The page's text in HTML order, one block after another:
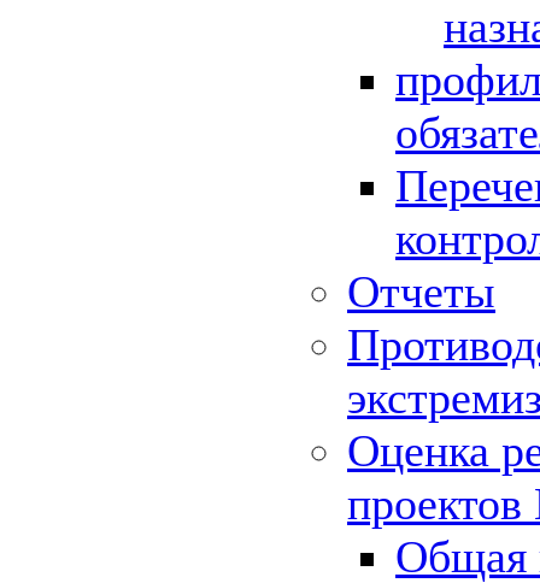
Отчеты
Оценка
Общая